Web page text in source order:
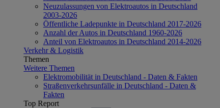
Neuzulassungen von Elektroautos in Deutschland
2003-2026
Öffentliche Ladepunkte in Deutschland 2017-2026
Anzahl der Autos in Deutschland 1960-2026
Anteil von Elektroautos in Deutschland 2014-2026
Verkehr & Logistik
Themen
Weitere Themen
Elektromobilität in Deutschland - Daten & Fakten
Straßenverkehrsunfälle in Deutschland - Daten &
Fakten
Top Report